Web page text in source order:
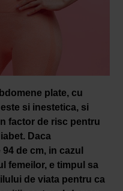
plate, cu
si inestetica, si
factor de risc pentru
Daca
de cm, in cazul
femeilor, e timpul sa
de viata pentru ca